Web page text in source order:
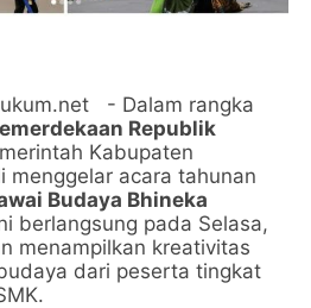
- Dalam rangka
Republik
Kabupaten
menggelar acara tahunan
Budaya Bhineka
berlangsung pada Selasa,
menampilkan kreativitas
dari peserta tingkat